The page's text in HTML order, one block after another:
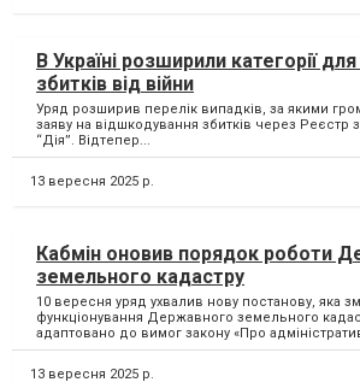
В Україні розширили категорії
збитків від війни
Уряд розширив перелік випадків, за якими
заяву на відшкодування збитків через Реєстр
“Дія”. Відтепер...
13 вересня 2025 р.
Кабмін оновив порядок роботи
земельного кадастру
10 вересня уряд ухвалив нову постанову, яка
функціонування Державного земельного
адаптовано до вимог закону «Про
13 вересня 2025 р.